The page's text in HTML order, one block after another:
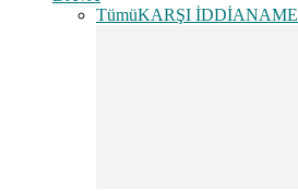
TümüKARŞI İDDİANAME